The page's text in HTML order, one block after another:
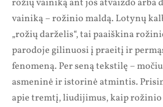
rožių vainiką ant jos atvaizdo arba
vainiką – rožinio maldą. Lotynų
„rožių darželis“, tai paaiškina
parodoje gilinuosi į praeitį ir
fenomeną. Per seną tekstilę –
asmeninė ir istorinė atmintis.
apie tremtį, liudijimus, kaip rožinio